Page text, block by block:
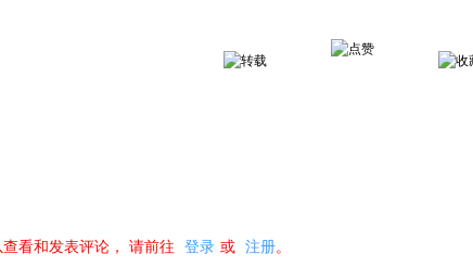
看和发表评论， 请前往 登录或 注册。